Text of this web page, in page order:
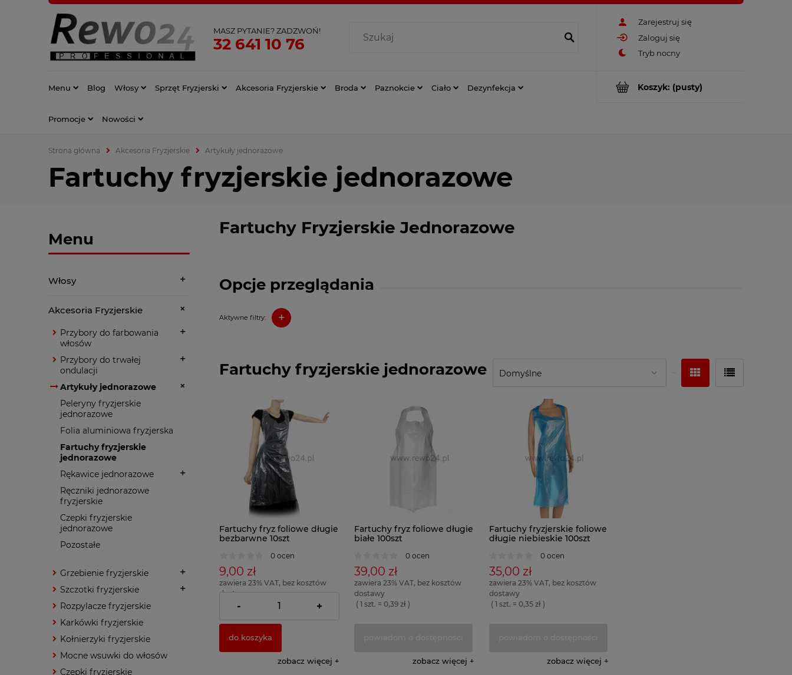
Zarejestruj się
Zaloguj się
MASZ PYTANIE? ZADZWOŃ!
32 641 10 76
Koszyk: (pusty)
Menu Blog Włosy Sprzęt Fryzjerski Akcesoria Fryzjerskie Broda Paznokcie Ciało Dezynfekcja
Promocje Nowości
Strona główna Akcesoria Fryzjerskie Artykuły jednorazowe
Fartuchy fryzjerskie jednorazowe
Menu
Włosy
Akcesoria Fryzjerskie
Przybory do farbowania
włosów
Przybory do trwałej
ondulacji
Artykuły jednorazowe
Peleryny fryzjerskie
jednorazowe
Folia aluminiowa fryzjerska
Fartuchy fryzjerskie
jednorazowe
Rękawice jednorazowe
Ręczniki jednorazowe
fryzjerskie
Czepki fryzjerskie
jednorazowe
Pozostałe
Grzebienie fryzjerskie
Szczotki fryzjerskie
Rozpylacze fryzjerskie
Karkówki fryzjerskie
Kołnierzyki fryzjerskie
Mocne wsuwki do włosów
Czepki fryzjerskie
Opcje przeglądania
Aktywne filtry: +
Fartuchy Fryzjerskie Jednorazowe
Fartuchy fryzjerskie jednorazowe
Fartuchy fryz foliowe długie
bezbarwne 10szt
0 ocen
9,00 zł
zawiera 23% VAT, bez kosztów
dostawy
- +
do koszyka
zobacz więcej
Fartuchy fryz foliowe długie
białe 100szt
0 ocen
39,00 zł
zawiera 23% VAT, bez kosztów
dostawy
( 1 szt. = 0,39 zł )
zobacz więcej
Fartuchy fryzjerskie foliowe
długie niebieskie 100szt
0 ocen
35,00 zł
zawiera 23% VAT, bez kosztów
dostawy
( 1 szt. = 0,35 zł )
zobacz więcej